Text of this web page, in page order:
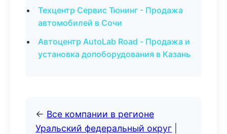
Техцентр Сервис Тюнинг - Продажа
автомобилей в Сочи
Автоцентр AutoLab Road - Продажа и
установка допоборудования в Казань
← Все компании в регионе
Уральский федеральный округ